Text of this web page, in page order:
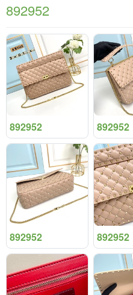
892952
892952 892952
892952 892952